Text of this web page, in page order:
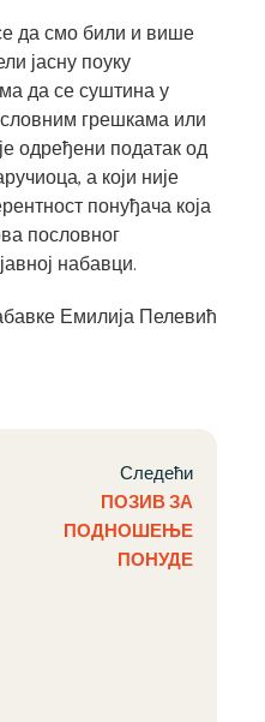
да смо били и више
јасну поуку
да се суштина у
грешкама или
одређени податак од
а који није
понуђача која
пословног
набавци.
Емилија Пелевић
Следећи
ПОЗИВ ЗА
ПОДНОШЕЊЕ
ПОНУДЕ